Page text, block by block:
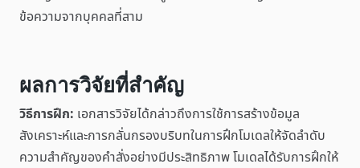
ข้อความจากบุคคลที่สาม
ผลการวิจัยที่สำคัญ
วิธีการฝึก: เอกสารวิจัยได้กล่าวถึงการใช้การสร้างข้อมูล
สังเคราะห์และการกลั่นกรองบริบทในการฝึกโมเดลให้จัดลำดับ
ความสำคัญของคำสั่งอย่างมีประสิทธิภาพ โมเดลได้รับการฝึกให้